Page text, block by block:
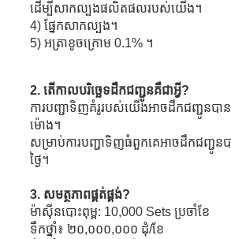
ដើម្បីសាកល្បងផលិតផលរបស់យើង។
4) ផ្នែកសាកល្បង។
5) អត្រាខូចក្រោម 0.1% ។
2. តើកាលបរិច្ឆេទដឹកជញ្ជូនគឺជាអ្វី?
ការបញ្ជាទិញគំរូរបស់យើងអាចដឹកជញ្ជូនបា
ម៉ោង។
សម្រាប់ការបញ្ជាទិញធំពួកគេអាចដឹកជញ្ជូន
ថ្ងៃ។
3. សមត្ថភាពផ្គត់ផ្គង់?
ម៉ាស៊ីនបោះពុម្ព: 10,000 Sets ប្រចាំខែ
ទឹកថ្នាំ៖ ២០,០០០,០០០ ដុំ/ខែ